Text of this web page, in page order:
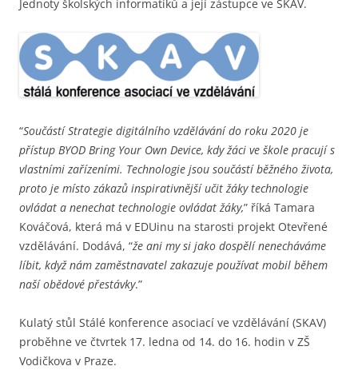
Jednoty školských informatiků a její zástupce ve SKAV.
“Součástí Strategie digitálního vzdělávání do roku 2020 je
přístup BYOD Bring Your Own Device, kdy žáci ve škole pracují s
vlastními zařízeními. Technologie jsou součástí běžného života,
proto je místo zákazů inspirativnější učit žáky technologie
ovládat a nenechat technologie ovládat žáky,” říká Tamara
Kováčová, která má v EDUinu na starosti projekt Otevřené
vzdělávání. Dodává, “že ani my si jako dospělí nenecháváme
líbit, když nám zaměstnavatel zakazuje používat mobil během
naší obědové přestávky.”
Kulatý stůl Stálé konference asociací ve vzdělávání (SKAV)
proběhne ve čtvrtek 17. ledna od 14. do 16. hodin v ZŠ
Vodičkova v Praze.